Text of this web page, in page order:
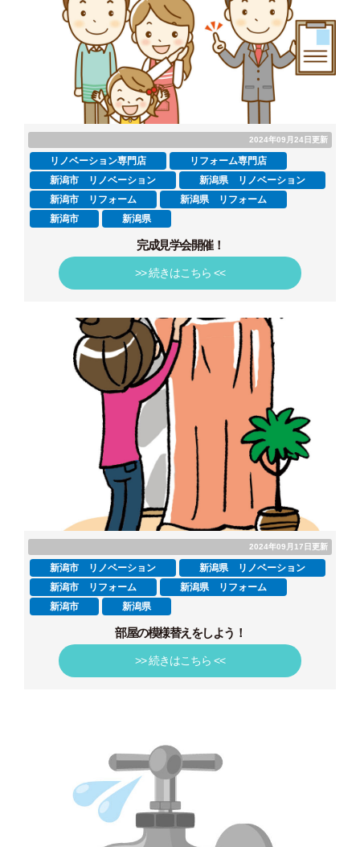
2024年09月24日更新
リノベーション専門店
リフォーム専門店
新潟市 リノベーション
新潟県 リノベーション
新潟市 リフォーム
新潟県 リフォーム
新潟市
新潟県
完成見学会開催！
>> 続きはこちら <<
2024年09月17日更新
新潟市 リノベーション
新潟県 リノベーション
新潟市 リフォーム
新潟県 リフォーム
新潟市
新潟県
部屋の模様替えをしよう！
>> 続きはこちら <<